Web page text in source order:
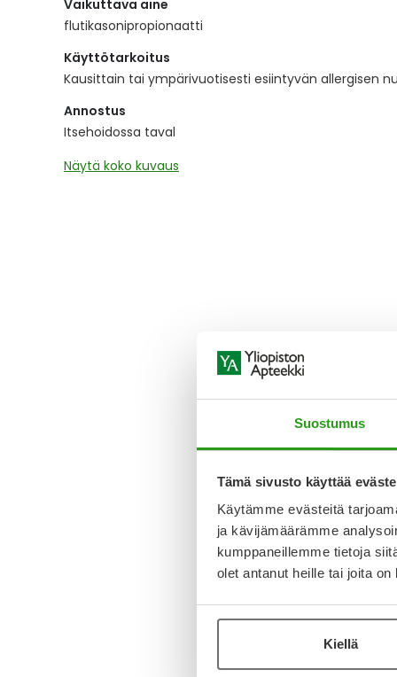
Suostumus
Tämä sivusto käyttää
Käytämme evästeitä
ja kävijämäärämme
kumppaneillemme tietoja
olet antanut heille tai joita
Kiellä
the
images
Vaikuttava aine
flutikasonipropionaatti
Käyttötarkoitus
Kausittain tai ympärivuotisesti esiintyvän allergisen
Annostus
Itsehoidossa taval
Näytä koko kuvaus